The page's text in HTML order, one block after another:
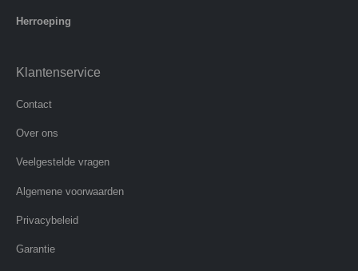
Herroeping
Klantenservice
Contact
Over ons
Veelgestelde vragen
Algemene voorwaarden
Privacybeleid
Garantie